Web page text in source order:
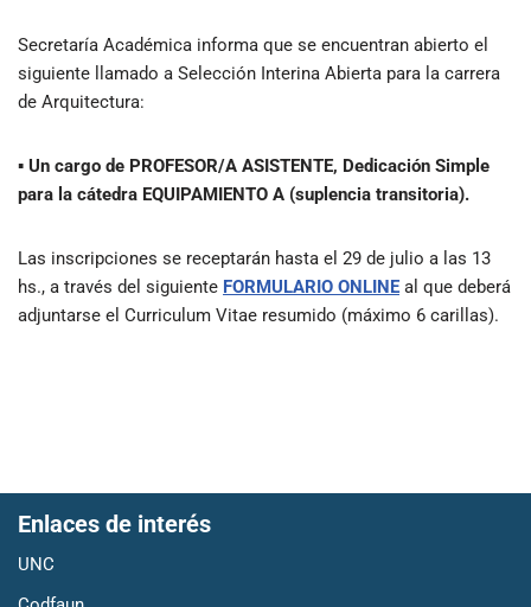
Secretaría Académica informa que se encuentran abierto el
siguiente llamado a Selección Interina Abierta para la carrera
de Arquitectura:
▪ Un cargo de PROFESOR/A ASISTENTE, Dedicación Simple
para la cátedra EQUIPAMIENTO A (suplencia transitoria).
Las inscripciones se receptarán hasta el 29 de julio a las 13
hs., a través del siguiente FORMULARIO ONLINE al que deberá
adjuntarse el Curriculum Vitae resumido (máximo 6 carillas).
Enlaces de interés
UNC